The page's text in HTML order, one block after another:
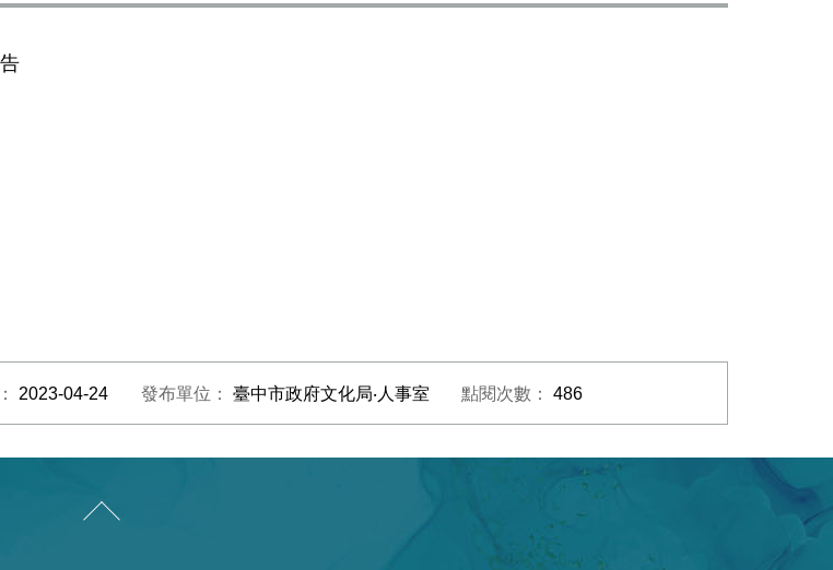
2023-04-24 發布單位： 臺中市政府文化局‧人事室 點閱次數：486